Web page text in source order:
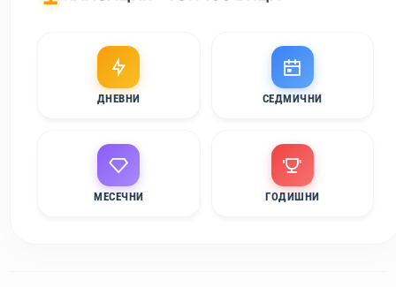
ДНЕВНИ СЕДМИЧНИ
МЕСЕЧНИ ГОДИШНИ